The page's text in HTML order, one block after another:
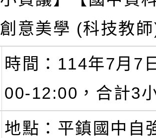
創意美學 (科技教
時間：114年7月7
00-12:00，合計3
地點：平鎮國中自